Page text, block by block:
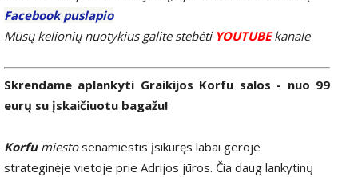
Facebook puslapio
Mūsų kelionių nuotykius galite stebėti YOUTUBEkanale
Skrendame aplankyti Graikijos Korfu salos - nuo 99
eurų su įskaičiuotu bagažu!
Korfumiestosenamiestis įsikūręs labai geroje
strateginėje vietoje prie Adrijos jūros. Čia daug lankytinų